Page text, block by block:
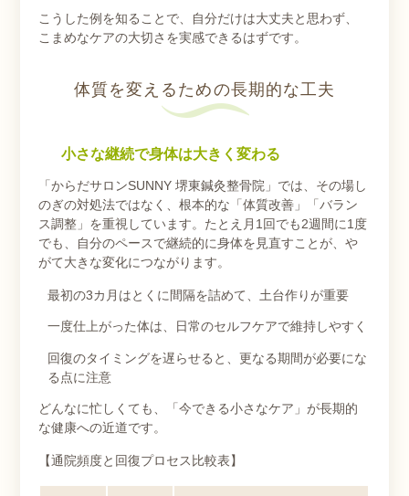
こうした例を知ることで、自分だけは大丈夫と思わず、
こまめなケアの大切さを実感できるはずです。
体質を変えるための長期的な工夫
小さな継続で身体は大きく変わる
「からだサロンSUNNY 堺東鍼灸整骨院」では、その場し
のぎの対処法ではなく、根本的な「体質改善」「バラン
ス調整」を重視しています。たとえ月1回でも2週間に1度
でも、自分のペースで継続的に身体を見直すことが、や
がて大きな変化につながります。
最初の3カ月はとくに間隔を詰めて、土台作りが重要
一度仕上がった体は、日常のセルフケアで維持しやすく
回復のタイミングを遅らせると、更なる期間が必要にな
る点に注意
どんなに忙しくても、「今できる小さなケア」が長期的
な健康への近道です。
【通院頻度と回復プロセス比較表】